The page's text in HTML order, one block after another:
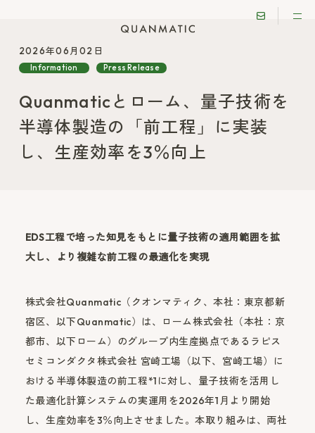
2026年06月02日
Information Press Release
Quanmaticとローム、量子技術を
半導体製造の「前工程」に実装
し、生産効率を3％向上
EDS工程で培った知見をもとに量子技術の適用範囲を拡
大し、より複雑な前工程の最適化を実現
株式会社Quanmatic（クオンマティク、本社：東京都新
宿区、以下Quanmatic）は、ローム株式会社（本社：京
都市、以下ローム）のグループ内生産拠点であるラピス
セミコンダクタ株式会社 宮崎工場（以下、宮崎工場）に
おける半導体製造の前工程*1に対し、量子技術を活用し
た最適化計算システムの実運用を2026年1月より開始
し、生産効率を3％向上させました。本取り組みは、両社